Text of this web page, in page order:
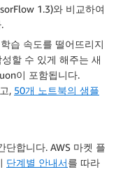
1.3)와 비교하여
습 속도를 떨어뜨리지
할 수 있게 해주는 새
이 포함됩니다.
, 50개 노트북의 샘플
단합니다. AWS 마켓 플
단계별 안내서를 따라